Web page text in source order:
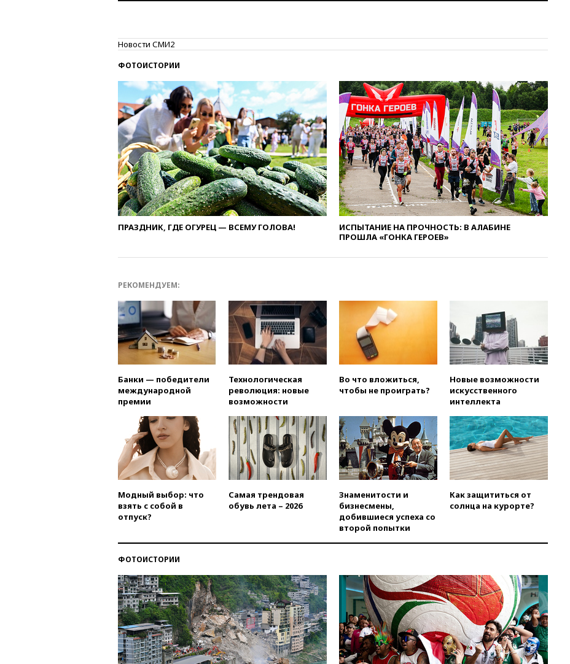
угрожает
электричество
вчера, 20:00Зеленский связал
дефицит ракет с попыткой
Запада принудить Киев к
уступкам
вчера, 19:45Памфилова: ЦИК
примет беспрецедентные
меры безопасности во время
выборов
вчера, 19:35Памфилова
сообщила об омоложении
партийных списков на выборах
в Госдуму
вчера, 19:25Путин
Памфиловой подготовку к
единому дню голосования
вчера, 18:56Wildberries
отрицает перенос основной
вчера, 18:45Крупнейший
склад маркетплейса Rozetka
вчера, 18:35Джаред Лето
лишился роли в фильме
Барри Левинсона на фоне
обвинений в насилии
вчера, 18:28Выборы ректора
ГИТИСа перенесены на «после
1 ноября»
Белгородской области
временную защиту для
военнообязанных украинцев
вчера, 17:45Шуваев сообщил
об учащении атак ВСУ на
Белгородскую область
вчера, 17:35Шуваев за два с
половиной месяца посетил
Новости СМИ2
ФОТОИСТОРИИ
ПРАЗДНИК, ГДЕ ОГУРЕЦ — ВСЕМУ ГОЛОВА!
ИСПЫТАНИЕ НА ПРОЧНОСТЬ: В АЛАБИНЕ
ПРОШЛА «ГОНКА ГЕРОЕВ»
РЕКОМЕНДУЕМ:
Банки — победители
международной
премии
Технологическая
революция: новые
возможности
Во что вложиться,
чтобы не проиграть?
Новые возможности
искусственного
интеллекта
Модный выбор: что
взять с собой в
отпуск?
Самая трендовая
обувь лета – 2026
Знаменитости и
бизнесмены,
добившиеся успеха со
второй попытки
Как защититься от
солнца на курорте?
ФОТОИСТОРИИ